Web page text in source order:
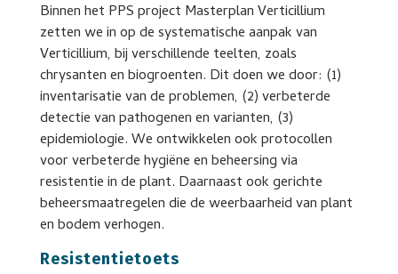
Binnen het PPS project Masterplan Verticillium
zetten we in op de systematische aanpak van
Verticillium, bij verschillende teelten, zoals
chrysanten en biogroenten. Dit doen we door: (1)
inventarisatie van de problemen, (2) verbeterde
detectie van pathogenen en varianten, (3)
epidemiologie. We ontwikkelen ook protocollen
voor verbeterde hygiëne en beheersing via
resistentie in de plant. Daarnaast ook gerichte
beheersmaatregelen die de weerbaarheid van plant
en bodem verhogen.
Resistentietoets